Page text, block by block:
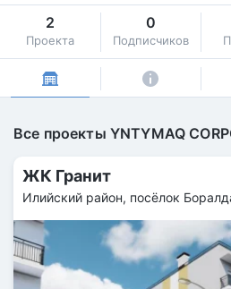
2
Проекта
0
Подписчиков
Все проекты YNTYMAQ
ЖК Гранит
Илийский район, посёлок
17Д